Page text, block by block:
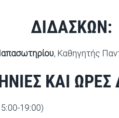
ΔΙΔΑΣΚΩΝ:
, Καθηγητής
ΚΑΙ ΩΡΕΣ
19:00)